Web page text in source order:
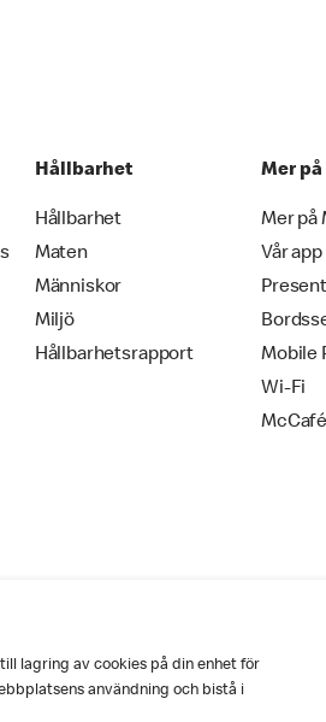
Hållbarhet
Hållbarhet
Maten
Människor
Miljö
Hållbarhetsrapport
Mer på
Mer på
Vår app
Mobile
Wi-Fi
McCafé
Användarvillkor
lagring av cookies på din enhet för
användning och bistå i